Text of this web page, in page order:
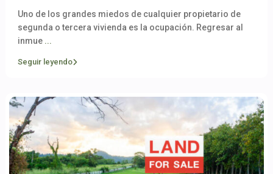
Uno de los grandes miedos de cualquier propietario de
segunda o tercera vivienda es la ocupación. Regresar al
inmue ...
Seguir leyendo